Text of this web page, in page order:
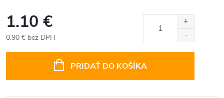
1.10 €
0.90 € bez DPH
PRIDAŤ DO KOŠÍKA